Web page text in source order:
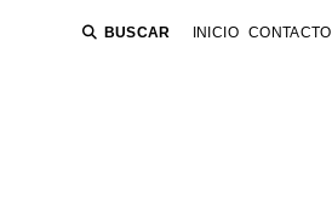
BUSCAR INICIO CONTACTO